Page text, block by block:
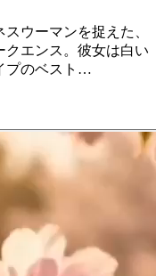
ウーマンを捉えた、
エンス。彼女は白い
プのベスト…